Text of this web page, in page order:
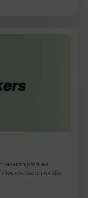
lasersnijden als
nieuwe techniek die